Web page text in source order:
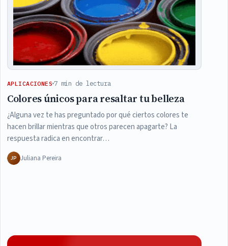
APLICACIONES 7 min de lectura
Colores únicos para resaltar tu belleza
¿Alguna vez te has preguntado por qué ciertos colores te
hacen brillar mientras que otros parecen apagarte? La
respuesta radica en encontrar…
JP Juliana Pereira